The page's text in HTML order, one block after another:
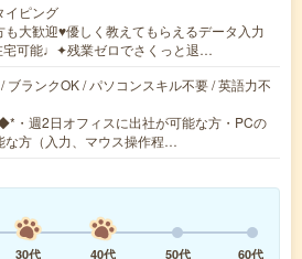
イピング
も大歓迎♥優しく教えてもらえるデータ入力
可能♩✦残業ゼロでさくっと退…
ブランクOK / パソコンスキル不要 / 英語力不
・週2日オフィスに出社が可能な方・PCの
な方（入力、マウス操作程…
30代 40代 50代
60代